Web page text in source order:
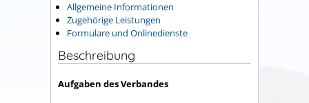
Allgemeine Informationen
Zugehörige Leistungen
Formulare und Onlinedienste
Beschreibung
Aufgaben des Verbandes